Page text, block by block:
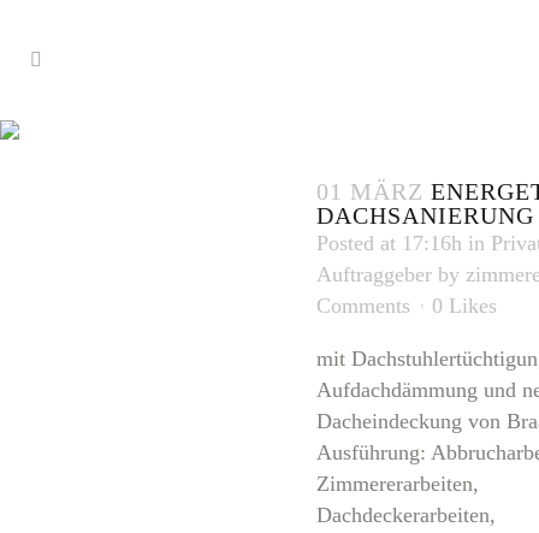
01 MÄRZ
DACHSANIERUNG
Posted at 17:16h in
Auftraggeber by
Comments
0 Likes
mit
Aufdachdämmung und
Dacheindeckung von
Ausführung:
Zimmererarbeiten,
Dachdeckerarbeiten,